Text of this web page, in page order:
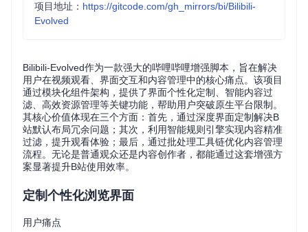
项目地址： https://gitcode.com/gh_mirrors/bi/Bilibili-
Evolved
Bilibili-Evolved作为一款强大的哔哩哔哩增强脚本，旨在解决
用户在视频观看、界面交互和内容管理中的核心痛点。该项目
通过模块化组件架构，提供了界面个性化定制、智能内容过
滤、高效资源管理等关键功能，帮助用户突破原生平台限制。
其核心价值体现在三个方面：首先，通过深度界面定制解决B
站默认布局冗余问题；其次，利用智能规则引擎实现内容精准
过滤，提升观看体验；最后，通过批处理工具链优化内容管理
流程。无论是普通观众还是内容创作者，都能通过这套增强方
案显著提升B站使用效率。
定制个性化浏览界面
用户痛点